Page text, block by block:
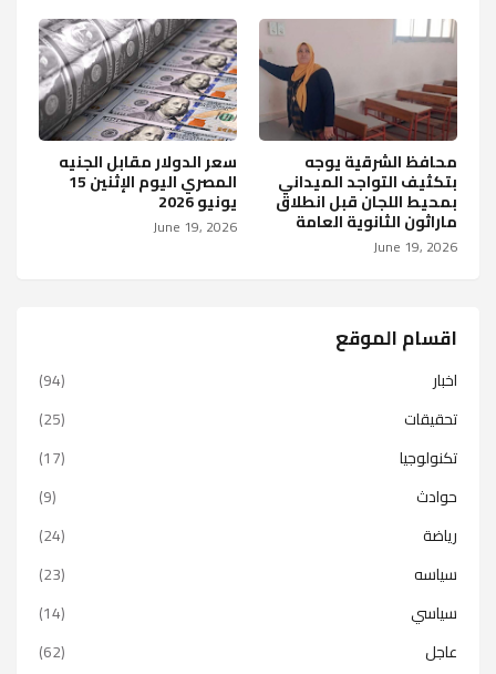
محافظ الشرقية يوجه
بتكثيف التواجد الميداني
بمحيط اللجان قبل انطلاق
ماراثون الثانوية العامة
June 19, 2026
سعر الدولار مقابل الجنيه
المصري اليوم الإثنين 15
يونيو 2026
June 19, 2026
اقسام الموقع
اخبار
(94)
تحقيقات
(25)
تكنولوجيا
(17)
حوادث
(9)
رياضة
(24)
سياسه
(23)
سياسي
(14)
عاجل
(62)